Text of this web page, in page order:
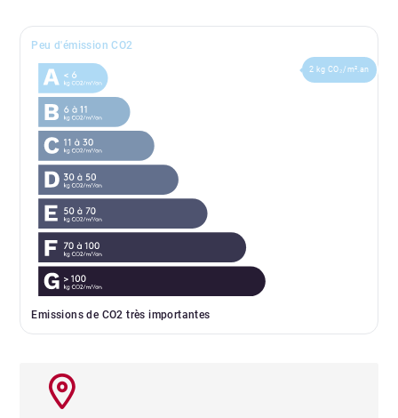
Peu d'émission CO2
Emissions de CO2 très importantes
2 kg CO₂/m².an